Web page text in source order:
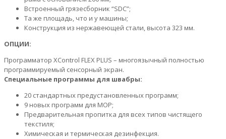
Встроенный грязесборник “SDC”;
Та же площадь, что и у машины;
Конструкция из нержавеющей стали, высота 323 мм.
ОПЦИИ:
Программатор XControl FLEX PLUS – многоязычный полностью
программируемый сенсорный экран.
Специальные программы для швабры:
20 стандартных предустановленных программ;
9 новых программ для МОР;
Предварительная пропитка для всех типов чистящего
текстиля;
Химическая и термическая дезинфекция.